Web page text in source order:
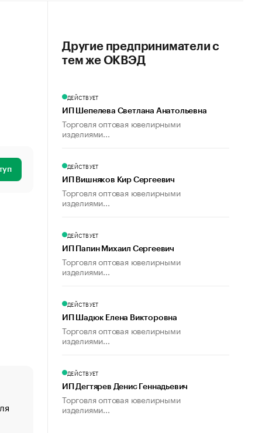
«От спорта тело стареет иначе». Как живет глава
создавшей GTA
Другие предприниматели с
тем же ОКВЭД
ДЕЙСТВУЕТ
ИП Шепелева Светлана Анатольевна
Торговля оптовая ювелирными
изделиями...
ДЕЙСТВУЕТ
ИП Вишняков Кир Сергеевич
Торговля оптовая ювелирными
изделиями...
ДЕЙСТВУЕТ
ИП Папин Михаил Сергеевич
Торговля оптовая ювелирными
изделиями...
ДЕЙСТВУЕТ
ИП Шадюк Елена Викторовна
Торговля оптовая ювелирными
изделиями...
ДЕЙСТВУЕТ
ИП Дегтярев Денис Геннадьевич
Торговля оптовая ювелирными
изделиями...